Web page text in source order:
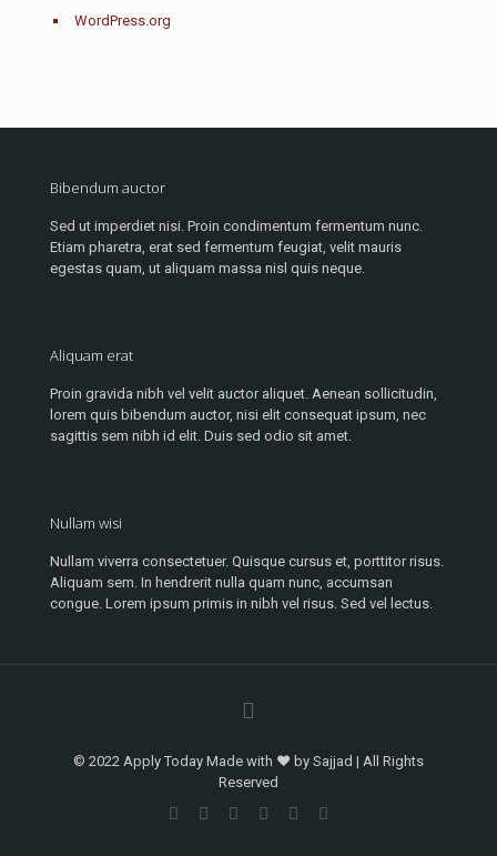
WordPress.org
Bibendum auctor
Sed ut imperdiet nisi. Proin condimentum fermentum nunc.
Etiam pharetra, erat sed fermentum feugiat, velit mauris
egestas quam, ut aliquam massa nisl quis neque.
Aliquam erat
Proin gravida nibh vel velit auctor aliquet. Aenean sollicitudin,
lorem quis bibendum auctor, nisi elit consequat ipsum, nec
sagittis sem nibh id elit. Duis sed odio sit amet.
Nullam wisi
Nullam viverra consectetuer. Quisque cursus et, porttitor risus.
Aliquam sem. In hendrerit nulla quam nunc, accumsan
congue. Lorem ipsum primis in nibh vel risus. Sed vel lectus.
© 2022 Apply Today Made with ♥ by Sajjad | All Rights
Reserved